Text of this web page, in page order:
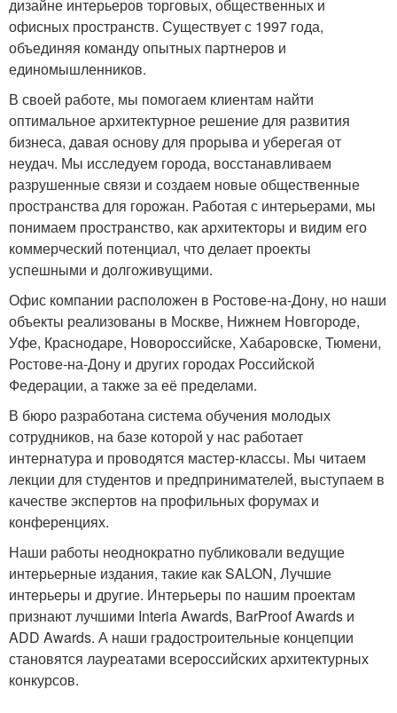
дизайне интерьеров торговых, общественных и
офисных пространств. Существует с 1997 года,
объединяя команду опытных партнеров и
единомышленников.
В своей работе, мы помогаем клиентам найти
оптимальное архитектурное решение для развития
бизнеса, давая основу для прорыва и уберегая от
неудач. Мы исследуем города, восстанавливаем
разрушенные связи и создаем новые общественные
пространства для горожан. Работая с интерьерами, мы
понимаем пространство, как архитекторы и видим его
коммерческий потенциал, что делает проекты
успешными и долгоживущими.
Офис компании расположен в Ростове-на-Дону, но наши
объекты реализованы в Москве, Нижнем Новгороде,
Уфе, Краснодаре, Новороссийске, Хабаровске, Тюмени,
Ростове-на-Дону и других городах Российской
Федерации, а также за её пределами.
В бюро разработана система обучения молодых
сотрудников, на базе которой у нас работает
интернатура и проводятся мастер-классы. Мы читаем
лекции для студентов и предпринимателей, выступаем в
качестве экспертов на профильных форумах и
конференциях.
Наши работы неоднократно публиковали ведущие
интерьерные издания, такие как SALON, Лучшие
интерьеры и другие. Интерьеры по нашим проектам
признают лучшими Interia Awards, BarProof Awards и
ADD Awards. А наши градостроительные концепции
становятся лауреатами всероссийских архитектурных
конкурсов.